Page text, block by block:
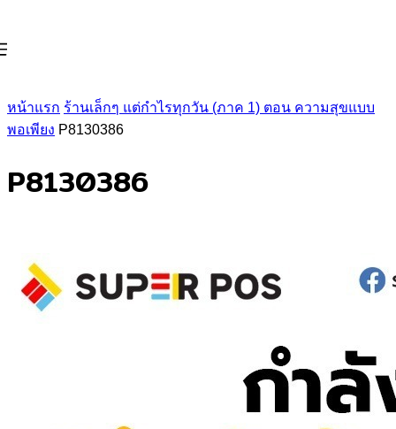
หน้าแรก ร้านเล็กๆ แต่กำไรทุกวัน (ภาค 1) ตอน ความสุขแบบ
พอเพียง P8130386
P8130386